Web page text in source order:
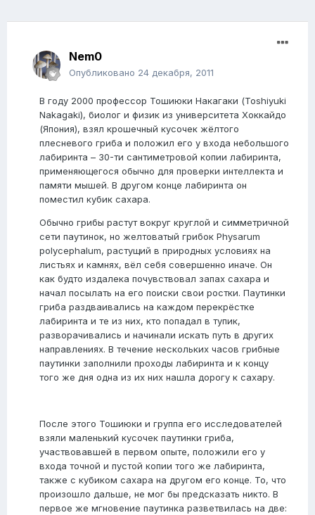
Nem0
Опубликовано 24 декабря, 2011
В году 2000 профессор Тошиюки Накагаки (Toshiyuki
Nakagaki), биолог и физик из университета Хоккайдо
(Япония), взял крошечный кусочек жёлтого
плесневого гриба и положил его у входа небольшого
лабиринта – 30-ти сантиметровой копии лабиринта,
применяющегося обычно для проверки интеллекта и
памяти мышей. В другом конце лабиринта он
поместил кубик сахара.
Обычно грибы растут вокруг круглой и симметричной
сети паутинок, но желтоватый грибок Physarum
polycephalum, растущий в природных условиях на
листьях и камнях, вёл себя совершенно иначе. Он
как будто издалека почувствовал запах сахара и
начал посылать на его поиски свои ростки. Паутинки
гриба раздваивались на каждом перекрёстке
лабиринта и те из них, кто попадал в тупик,
разворачивались и начинали искать путь в других
направлениях. В течение нескольких часов грибные
паутинки заполнили проходы лабиринта и к концу
того же дня одна из их них нашла дорогу к сахару.
После этого Тошиюки и группа его исследователей
взяли маленький кусочек паутинки гриба,
участвовавшей в первом опыте, положили его у
входа точной и пустой копии того же лабиринта,
также с кубиком сахара на другом его конце. То, что
произошло дальше, не мог бы предсказать никто. В
первое же мгновение паутинка разветвилась на две: